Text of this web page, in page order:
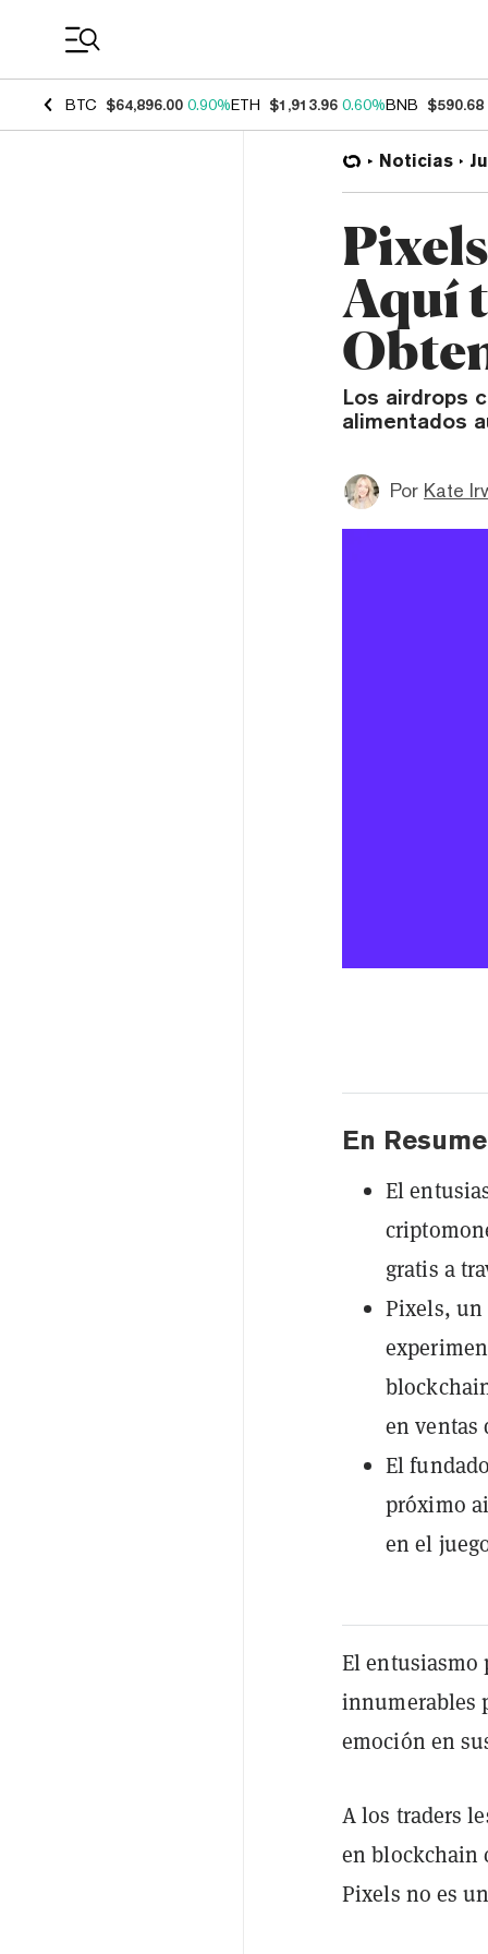
BTC $64,896.00 0.90%ETH $1,913.96 0.60%BNB $590.68
Noticias
Aquí
Los airdrops
alimentados
Por Kate
En
El
gratis a
Pixels, un
en ventas
El
próximo
en el
El
innumerables
emoción en
A los traders
en blockchain
Pixels no es